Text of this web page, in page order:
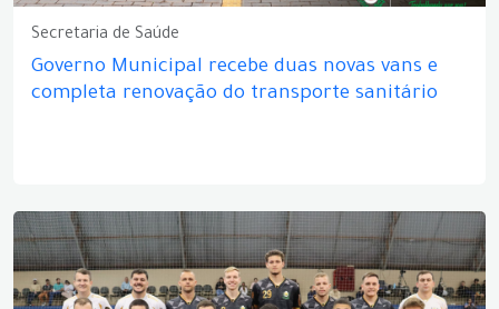
Secretaria de Saúde
Governo Municipal recebe duas novas vans e
completa renovação do transporte sanitário